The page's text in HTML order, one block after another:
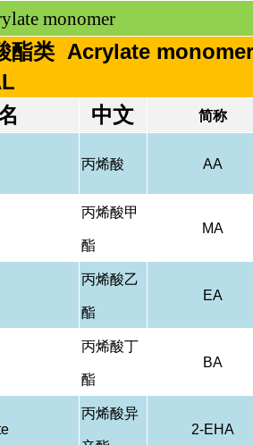
monomer
酯类 Acrylate
中文 简称
丙烯酸 AA
丙烯酸甲
酯
MA
丙烯酸乙
酯
EA
丙烯酸丁
酯
BA
丙烯酸异
2-EHA